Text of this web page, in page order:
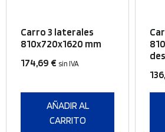
página
producto
de
Carro 3 laterales
810x720x1620 mm
174,69 € sin IVA
AÑADIR AL
CARRITO